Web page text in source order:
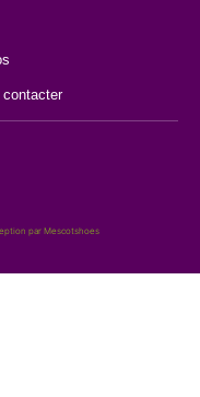
contacter
par Mescotshoes